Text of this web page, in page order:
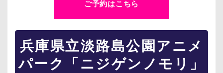
ご予約はこちら
兵庫県立淡路島公園アニメ
パーク「ニジゲンノモリ」